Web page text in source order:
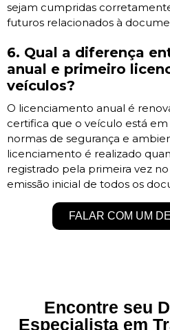
sejam cumpridas
futuros relacionados à
6. Qual a diferença
anual e primeiro
veículos?
O licenciamento anual é
certifica que o veículo está
normas de segurança e
licenciamento é realizado
registrado pela primeira vez
emissão inicial de todos os
FALAR COM UM
Encontre seu
Especialista em